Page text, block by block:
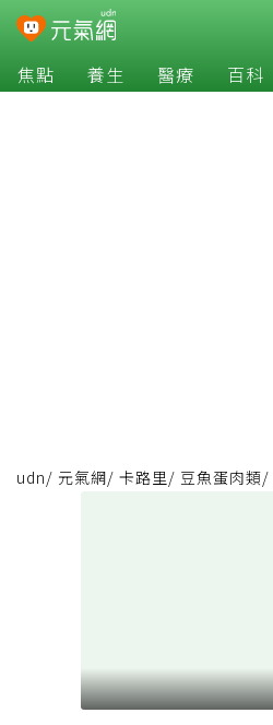
焦點 養生 醫療 百科
udn/ 元氣網/ 卡路里/ 豆魚蛋肉類/